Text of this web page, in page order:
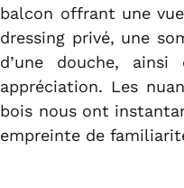
balcon offrant une
dressing privé, une
d’une douche,
appréciation. Les
bois nous ont
empreinte de